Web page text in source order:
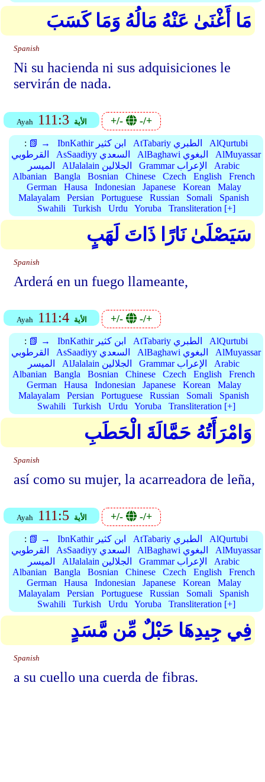
مَا أَغْنَىٰ عَنْهُ مَالُهُ وَمَا كَسَبَ
Spanish
Ni su hacienda ni sus adquisiciones le
servirán de nada.
Ayah 111:3 الأية +/- -/+
: 📗 → IbnKathir ابن كثير AtTabariy الطبري
AlQurtubi
القرطوبي
AsSaadiyy السعدي AlBaghawi البغوي
AlMuyassar
الميسر
AlJalalain الجلالين Grammar الإعراب
Arabic
Albanian
Bangla Bosnian Chinese Czech English
French
German
Hausa Indonesian Japanese Korean
Malay
Malayalam
Persian Portuguese Russian Somali
Spanish
Swahili
Turkish Urdu Yoruba Transliteration [+]
سَيَصْلَىٰ نَارًا ذَاتَ لَهَبٍ
Spanish
Arderá en un fuego llameante,
Ayah 111:4 الأية +/- -/+
: 📗 → IbnKathir ابن كثير AtTabariy الطبري
AlQurtubi
القرطوبي
AsSaadiyy السعدي AlBaghawi البغوي
AlMuyassar
الميسر
AlJalalain الجلالين Grammar الإعراب
Arabic
Albanian
Bangla Bosnian Chinese Czech English
French
German
Hausa Indonesian Japanese Korean
Malay
Malayalam
Persian Portuguese Russian Somali
Spanish
Swahili
Turkish Urdu Yoruba Transliteration [+]
وَامْرَأَتُهُ حَمَّالَةَ الْحَطَبِ
Spanish
así como su mujer, la acarreadora de leña,
Ayah 111:5 الأية +/- -/+
: 📗 → IbnKathir ابن كثير AtTabariy الطبري
AlQurtubi
القرطوبي
AsSaadiyy السعدي AlBaghawi البغوي
AlMuyassar
الميسر
AlJalalain الجلالين Grammar الإعراب
Arabic
Albanian
Bangla Bosnian Chinese Czech English
French
German
Hausa Indonesian Japanese Korean
Malay
Malayalam
Persian Portuguese Russian Somali
Spanish
Swahili
Turkish Urdu Yoruba Transliteration [+]
فِي جِيدِهَا حَبْلٌ مِّن مَّسَدٍ
Spanish
a su cuello una cuerda de fibras.